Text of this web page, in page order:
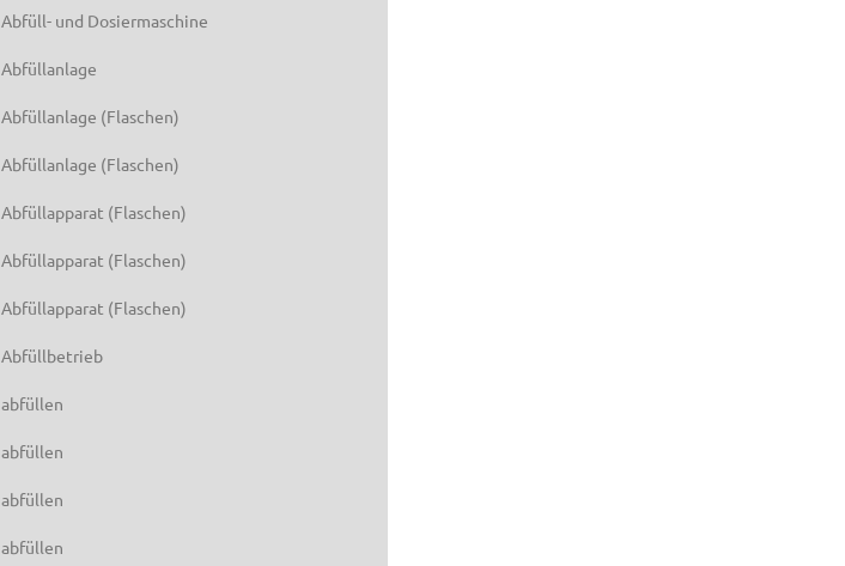
Abfüll- und Dosiermaschine
Abfüllanlage
Abfüllanlage (Flaschen)
Abfüllanlage (Flaschen)
Abfüllapparat (Flaschen)
Abfüllapparat (Flaschen)
Abfüllapparat (Flaschen)
Abfüllbetrieb
abfüllen
abfüllen
abfüllen
abfüllen